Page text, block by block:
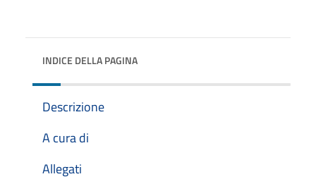
INDICE DELLA PAGINA
Descrizione
A cura di
Allegati